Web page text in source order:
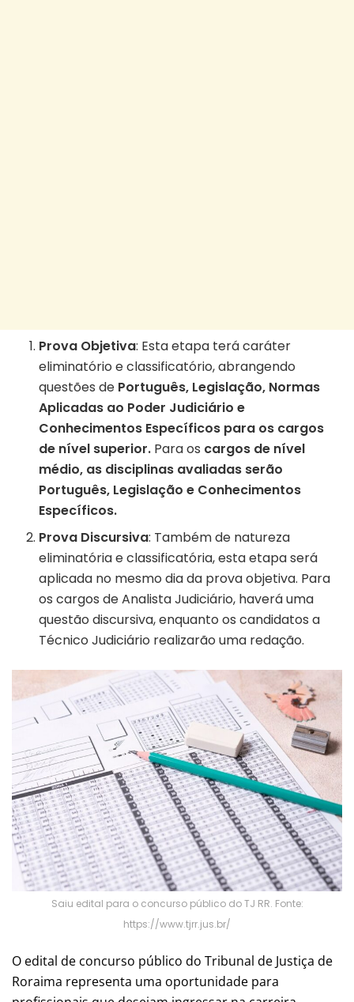
Prova Objetiva: Esta etapa terá caráter
eliminatório e classificatório, abrangendo
questões de Português, Legislação, Normas
Aplicadas ao Poder Judiciário e
Conhecimentos Específicos para os cargos
de nível superior. Para os cargos de nível
médio, as disciplinas avaliadas serão
Português, Legislação e Conhecimentos
Específicos.
Prova Discursiva: Também de natureza
eliminatória e classificatória, esta etapa será
aplicada no mesmo dia da prova objetiva. Para
os cargos de Analista Judiciário, haverá uma
questão discursiva, enquanto os candidatos a
Técnico Judiciário realizarão uma redação.
Saiu edital para o concurso público do TJ RR. Fonte:
https://www.tjrr.jus.br/
O edital de concurso público do Tribunal de Justiça de
Roraima representa uma oportunidade para